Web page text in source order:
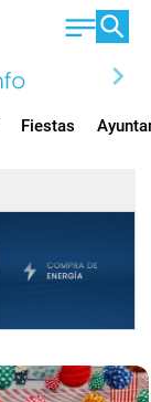
chevron_right
Fiestas